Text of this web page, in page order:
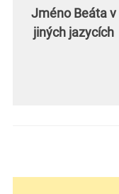
Jméno Beáta v
jiných jazycích